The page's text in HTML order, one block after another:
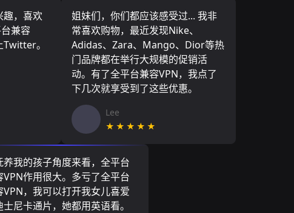
趣，喜欢
兼容
。
姐妹们，你们都应该感受过... 我非
常喜欢购物，最近发现Nike、
Adidas、Zara、Mango、Dior等热
门品牌都在举行大规模的促销活
动。有了全平台兼容VPN，我点了
下几次就享受到了这些优惠。
Lee
★★★★★
养我的孩子角度来看，全平台
VPN作用很大。多亏了全平台
VPN，我可以打开我女儿喜爱
士尼卡通片，她都用英语看。